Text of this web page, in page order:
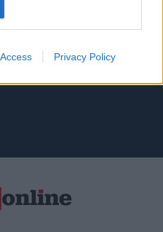
Privacy Policy
I dati che ci fornirai non
modo, ma conservati nel
all'azienda.